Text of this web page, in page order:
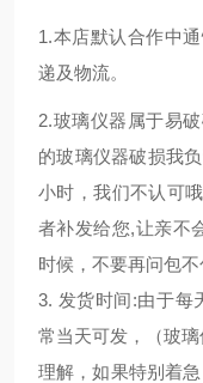
1.本店默认合作中
递及物流。
2.玻璃仪器属于易
的玻璃仪器破损我
小时，我们不认可
者补发给您,让亲不
时候，不要再问包不
3. 发货时间:由于每
常当天可发，（玻
理解，如果特别着